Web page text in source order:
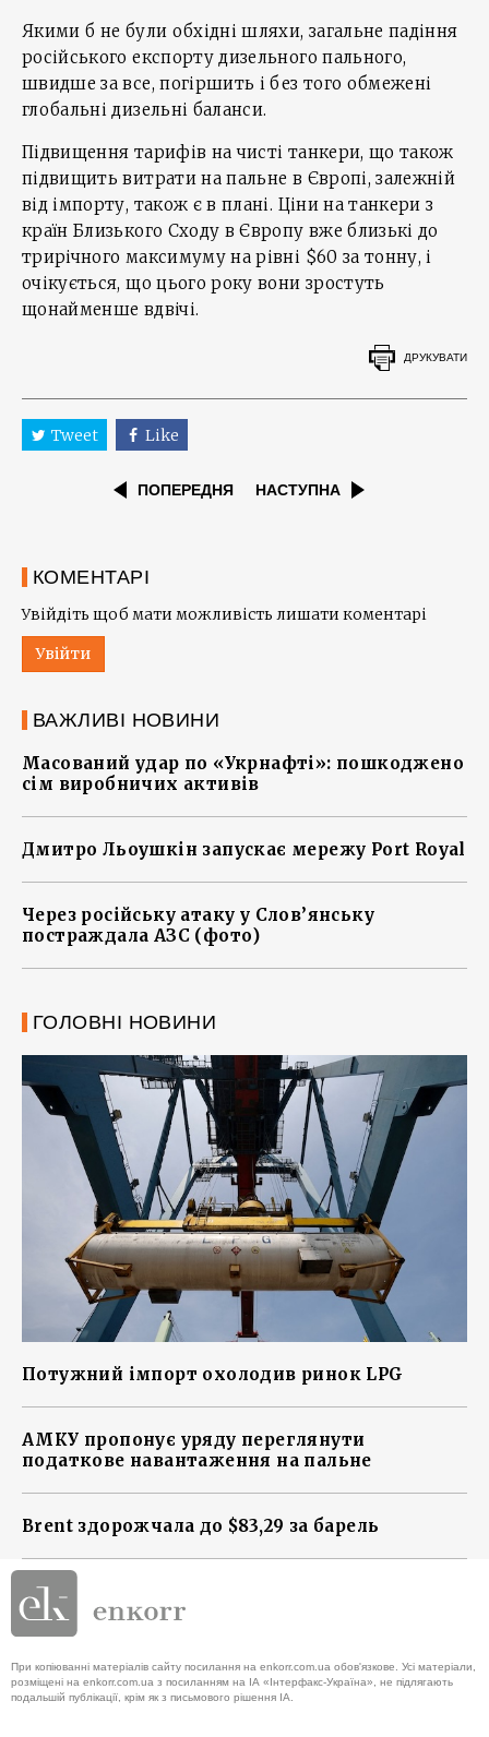
Якими б не були обхідні шляхи, загальне падіння
російського експорту дизельного пального,
швидше за все, погіршить і без того обмежені
глобальні дизельні баланси.
Підвищення тарифів на чисті танкери, що також
підвищить витрати на пальне в Європі, залежній
від імпорту, також є в плані. Ціни на танкери з
країн Близького Сходу в Європу вже близькі до
трирічного максимуму на рівні $60 за тонну, і
очікується, що цього року вони зростуть
щонайменше вдвічі.
ДРУКУВАТИ
Tweet Like
ПОПЕРЕДНЯ НАСТУПНА
КОМЕНТАРІ
Увійдіть щоб мати можливість лишати коментарі
Увійти
ВАЖЛИВІ НОВИНИ
Масований удар по «Укрнафті»: пошкоджено
сім виробничих активів
Дмитро Льоушкін запускає мережу Port Royal
Через російську атаку у Слов’янську
постраждала АЗС (фото)
ГОЛОВНІ НОВИНИ
Потужний імпорт охолодив ринок LPG
АМКУ пропонує уряду переглянути
податкове навантаження на пальне
Brent здорожчала до $83,29 за барель
При копіюванні матеріалів сайту посилання на enkorr.com.ua обов'язкове. Усі матеріали,
розміщені на enkorr.com.ua з посиланням на ІА «Інтерфакс-Україна», не підлягають
подальшій публікації, крім як з письмового рішення ІА.